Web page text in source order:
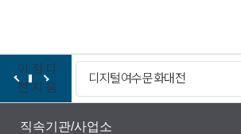
이
전
정
지
다
음
디지털여수문화대전
직속기관/사업소